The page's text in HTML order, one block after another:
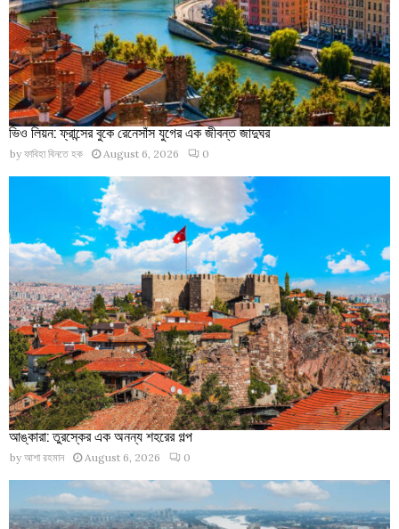
ভিও লিয়ন: ফ্রান্সের বুকে রেনেসাঁস যুগের এক জীবন্ত জাদুঘর
by ফাবিহা বিনতে হক August 6, 2026 0
আঙ্কারা: তুরস্কের এক অনন্য শহরের গল্প
by আশা রহমান August 6, 2026 0